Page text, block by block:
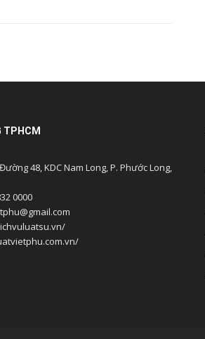
TPHCM
48, KDC Nam Long, P. Phước Long,
0000